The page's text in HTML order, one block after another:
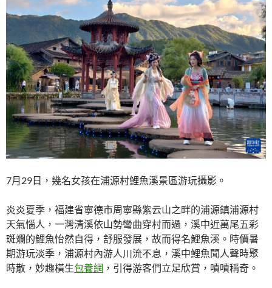
7月29日，幾名女孩在浦源村鯉魚溪景區游玩攝影。
炎炎夏季，福建省寧德市周寧縣紫云山之畔的浦源鎮浦源村
天氣惱人，一灣清溪依山勢彎曲穿村而過，溪中近萬尾五彩
斑斕的鯉魚怡然自得，舒服發展，故而得名鯉魚溪。時價暑
期游玩淡季，浦源村內游人川流不息，溪中鯉魚聞人聲時聚
時散，妙趣橫生包養網 ，引得游客們立足欣賞，嘖嘖稱奇。